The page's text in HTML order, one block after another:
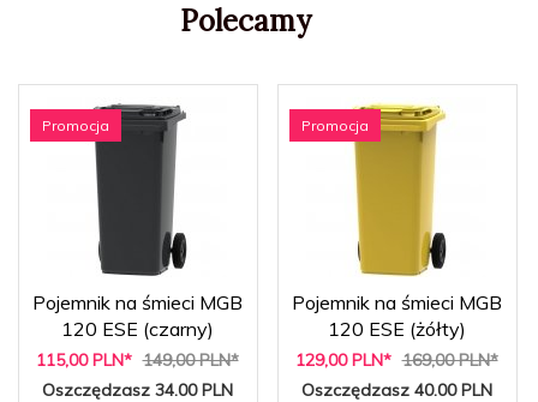
Polecamy
Promocja
Pojemnik na śmieci MGB
120 ESE (czarny)
115,00 PLN* 149,00 PLN*
Oszczędzasz 34.00 PLN
Promocja
Pojemnik na śmieci MGB
120 ESE (żółty)
129,00 PLN* 169,00 PLN*
Oszczędzasz 40.00 PLN